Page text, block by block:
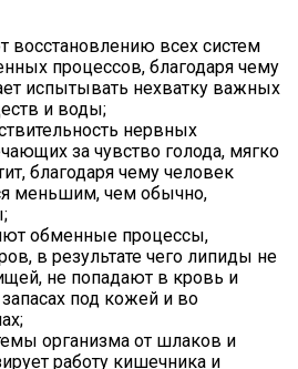
восстановлению всех систем
процессов, благодаря чему
испытывать нехватку важных
и воды;
нервных
за чувство голода, мягко
благодаря чему человек
меньшим, чем обычно,
обменные процессы,
в результате чего липиды не
не попадают в кровь и
под кожей и во
организма от шлаков и
работу кишечника и